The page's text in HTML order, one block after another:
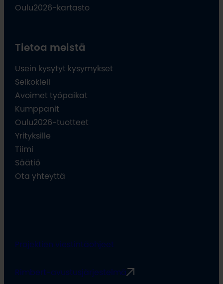
Oulu2026-kartasto
Tietoa meistä
Usein kysytyt kysymykset
Selkokieli
Avoimet työpaikat
Kumppanit
Oulu2026-tuotteet
Yrityksille
Tiimi
Säätiö
Ota yhteyttä
Projektien viestintäohjeet
Rimbert-avustusjärjestelmä